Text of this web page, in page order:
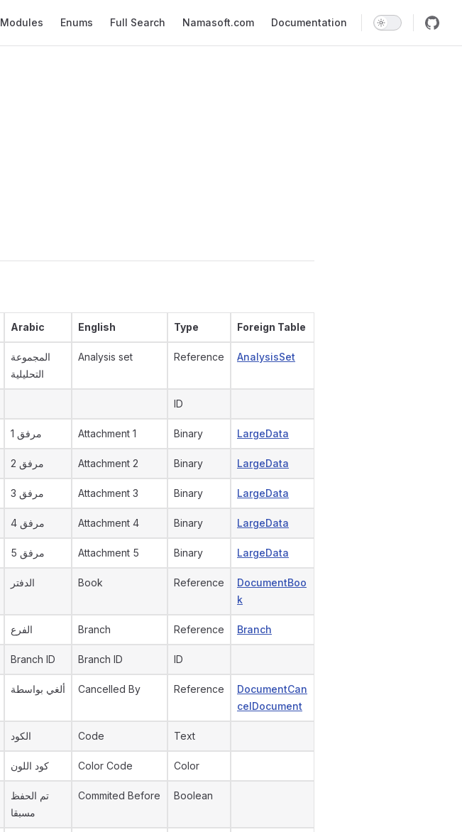
Modules Enums Full Search Namasoft.com Documentation
Arabic English Type Foreign Table
المجموعة
التحليلية
Analysis set Reference AnalysisSet
ID
مرفق 1 Attachment 1 Binary LargeData
مرفق 2 Attachment 2 Binary LargeData
مرفق 3 Attachment 3 Binary LargeData
مرفق 4 Attachment 4 Binary LargeData
مرفق 5 Attachment 5 Binary LargeData
الدفتر Book Reference
DocumentBoo
k
الفرع Branch Reference Branch
Branch ID Branch ID ID
ألغي بواسطة Cancelled By Reference
DocumentCan
celDocument
الكود Code Text
كود اللون Color Code Color
تم الحفظ
مسبقا
Commited Before Boolean